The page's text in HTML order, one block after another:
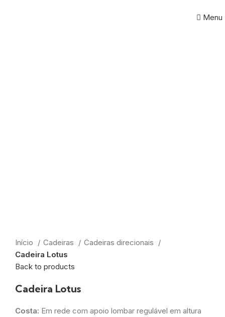
Menu
Início Cadeiras
Cadeiras direcionais
Cadeira Lotus
Back to products
Cadeira Lotus
Costa: Em rede com apoio lombar regulável em altura